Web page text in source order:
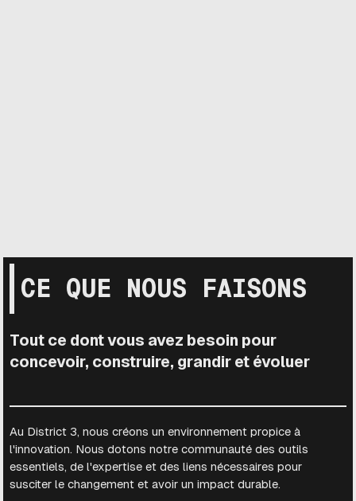
CE QUE NOUS FAISONS
Tout ce dont vous avez besoin pour
concevoir, construire, grandir et évoluer
Au District 3, nous créons un environnement propice à
l'innovation. Nous dotons notre communauté des outils
essentiels, de l'expertise et des liens nécessaires pour
susciter le changement et avoir un impact durable.